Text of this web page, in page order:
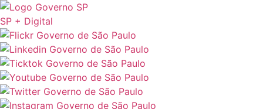
SP + Digital